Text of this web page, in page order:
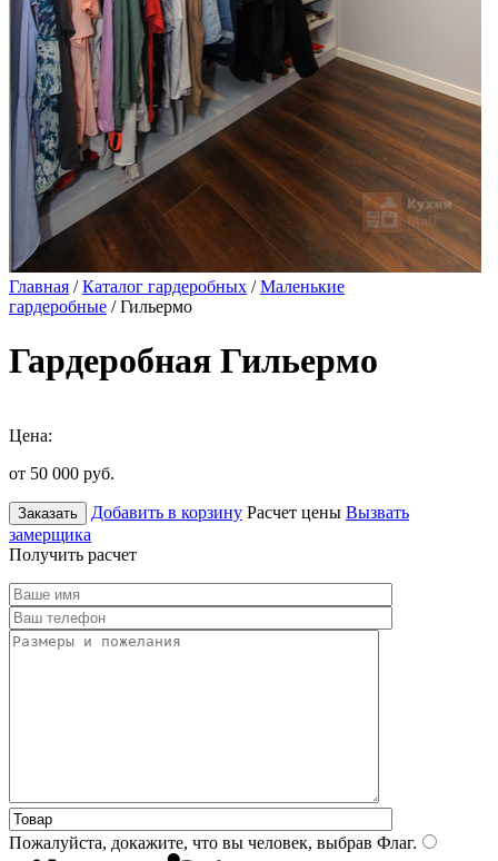
Главная /Каталог гардеробных /Маленькие
гардеробные / Гильермо
Гардеробная Гильермо
Цена:
от 50 000 руб.
Заказать Добавить в корзину Расчет цены Вызвать
замерщика
Получить расчет
Пожалуйста, докажите, что вы человек, выбрав Флаг.